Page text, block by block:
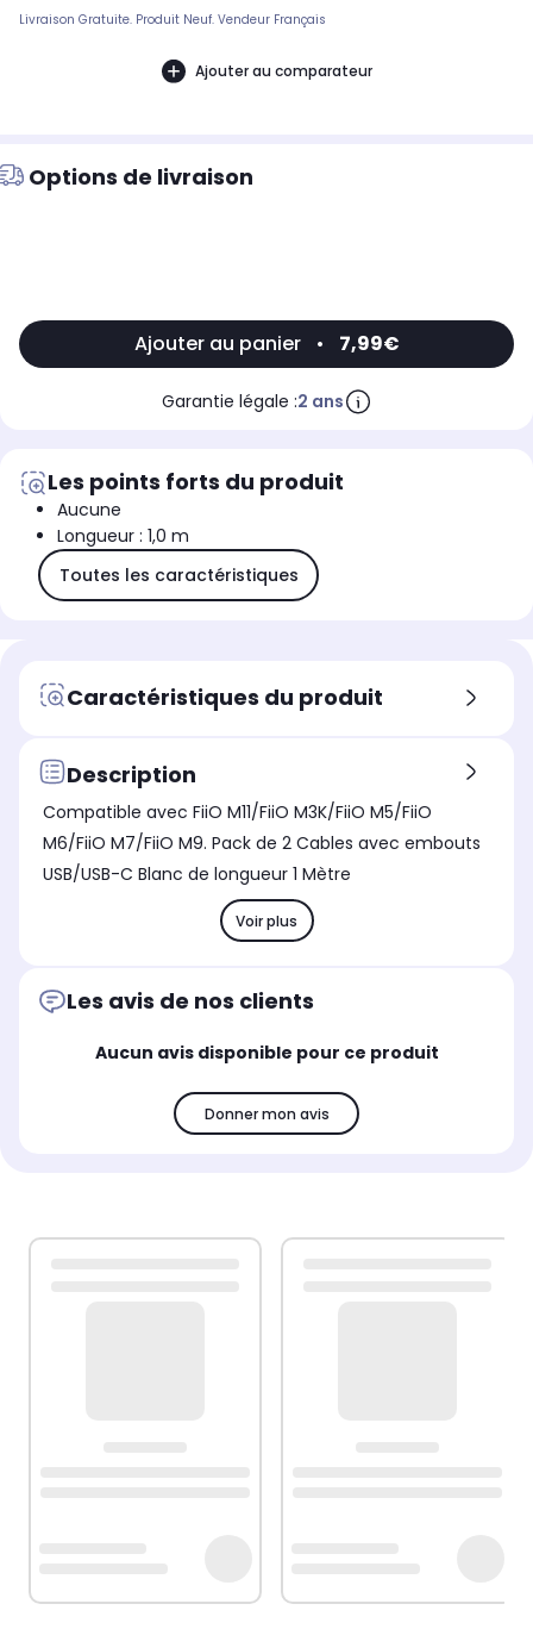
Livraison Gratuite. Produit Neuf. Vendeur Français
Ajouter au comparateur
Options de livraison
Ajouter au panier • 7,99€
Garantie légale :2 ans
Les points forts du produit
Aucune
Longueur : 1,0 m
Toutes les caractéristiques
Caractéristiques du produit
Description
Compatible avec FiiO M11/FiiO M3K/FiiO M5/FiiO
M6/FiiO M7/FiiO M9. Pack de 2 Cables avec embouts
USB/USB-C Blanc de longueur 1 Mètre
Voir plus
Les avis de nos clients
Aucun avis disponible pour ce produit
Donner mon avis